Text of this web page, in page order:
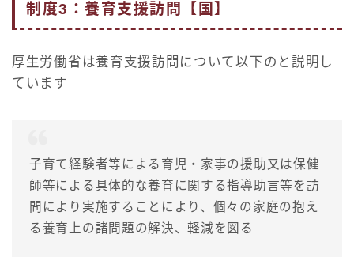
制度3：養育支援訪問【国】
厚生労働省は養育支援訪問について以下のと説明し
ています
子育て経験者等による育児・家事の援助又は保健
師等による具体的な養育に関する指導助言等を訪
問により実施することにより、個々の家庭の抱え
る養育上の諸問題の解決、軽減を図る